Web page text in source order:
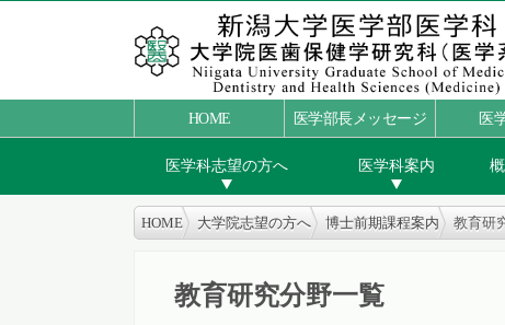
HOME 医学部長メッセージ 医
医学科志望の方へ 医学科案内
HOME 大学院志望の方へ 博士前期課程案内 教育研
教育研究分野一覧